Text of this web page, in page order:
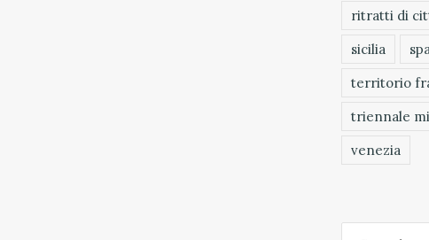
ritratti di
sicilia
territorio
triennale
venezia